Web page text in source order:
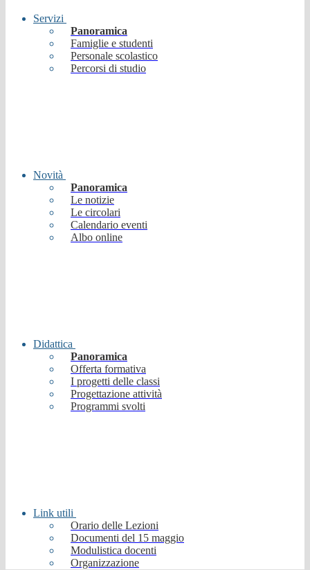
Servizi
Panoramica
Famiglie e studenti
Personale scolastico
Percorsi di studio
Novità
Panoramica
Le notizie
Le circolari
Calendario eventi
Albo online
Didattica
Panoramica
Offerta formativa
I progetti delle classi
Progettazione attività
Programmi svolti
Link utili
Orario delle Lezioni
Documenti del 15 maggio
Modulistica docenti
Organizzazione